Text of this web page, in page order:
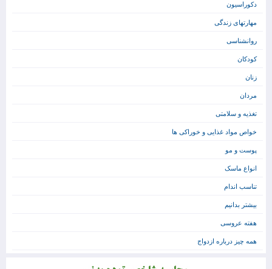
دکوراسیون
مهارتهای زندگی
روانشناسی
کودکان
زنان
مردان
تغذیه و سلامتی
خواص مواد غذایی و خوراکی ها
پوست و مو
انواع ماسک
تناسب اندام
بیشتر بدانیم
هفته عروسی
همه چیز درباره ازدواج